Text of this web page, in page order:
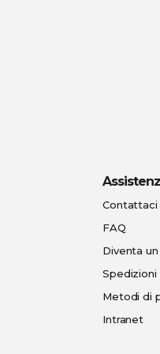
Contattaci
FAQ
Diventa
Spedizioni
Metodi di
Intranet